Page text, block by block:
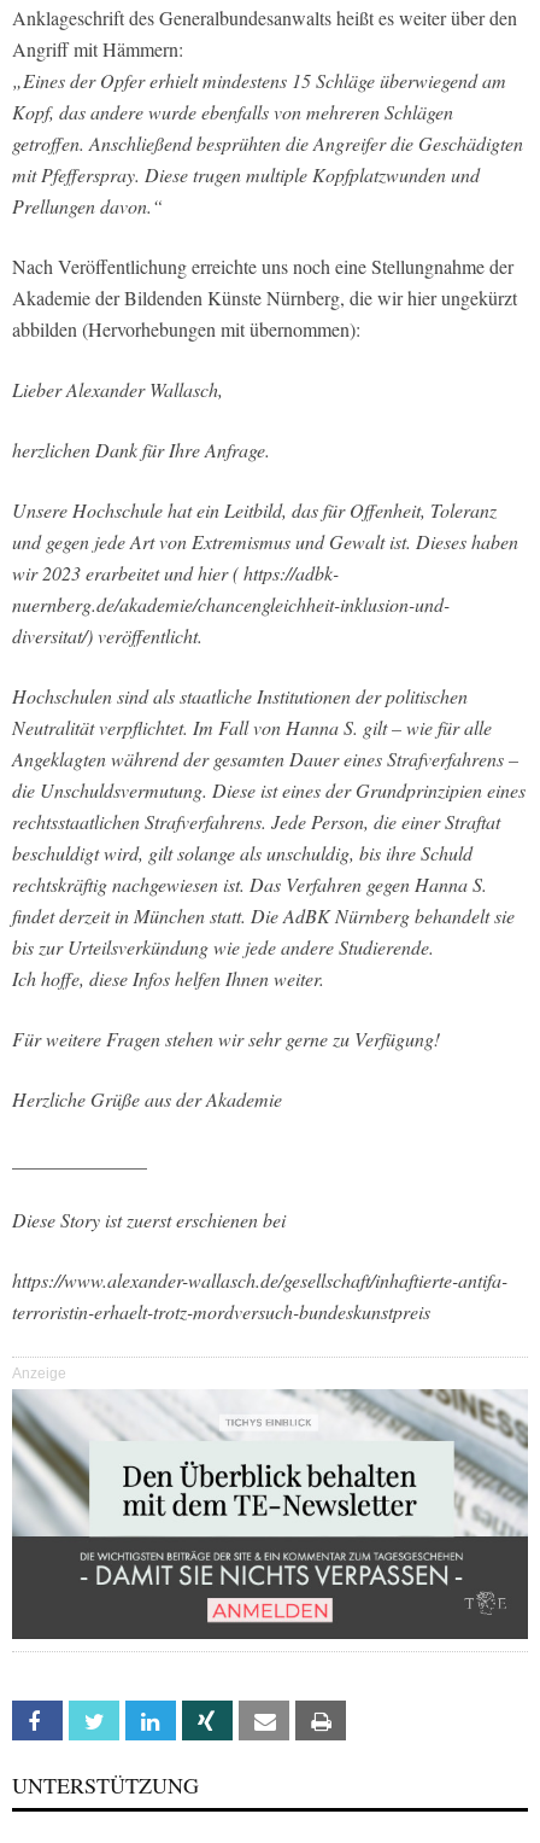
Anklageschrift des Generalbundesanwalts heißt es weiter über den
Angriff mit Hämmern:
„Eines der Opfer erhielt mindestens 15 Schläge überwiegend am
Kopf, das andere wurde ebenfalls von mehreren Schlägen
getroffen. Anschließend besprühten die Angreifer die Geschädigten
mit Pfefferspray. Diese trugen multiple Kopfplatzwunden und
Prellungen davon.“
Nach Veröffentlichung erreichte uns noch eine Stellungnahme der
Akademie der Bildenden Künste Nürnberg, die wir hier ungekürzt
abbilden (Hervorhebungen mit übernommen):
Lieber Alexander Wallasch,
herzlichen Dank für Ihre Anfrage.
Unsere Hochschule hat ein Leitbild, das für Offenheit, Toleranz
und gegen jede Art von Extremismus und Gewalt ist. Dieses haben
wir 2023 erarbeitet und hier ( https://adbk-
nuernberg.de/akademie/chancengleichheit-inklusion-und-
diversitat/) veröffentlicht.
Hochschulen sind als staatliche Institutionen der politischen
Neutralität verpflichtet. Im Fall von Hanna S. gilt – wie für alle
Angeklagten während der gesamten Dauer eines Strafverfahrens –
die Unschuldsvermutung. Diese ist eines der Grundprinzipien eines
rechtsstaatlichen Strafverfahrens. Jede Person, die einer Straftat
beschuldigt wird, gilt solange als unschuldig, bis ihre Schuld
rechtskräftig nachgewiesen ist. Das Verfahren gegen Hanna S.
findet derzeit in München statt. Die AdBK Nürnberg behandelt sie
bis zur Urteilsverkündung wie jede andere Studierende.
Ich hoffe, diese Infos helfen Ihnen weiter.
Für weitere Fragen stehen wir sehr gerne zu Verfügung!
Herzliche Grüße aus der Akademie
Diese Story ist zuerst erschienen bei
https://www.alexander-wallasch.de/gesellschaft/inhaftierte-antifa-
terroristin-erhaelt-trotz-mordversuch-bundeskunstpreis
Anzeige
Facebook Twitter Linkedin Xing Email
UNTERSTÜTZUNG